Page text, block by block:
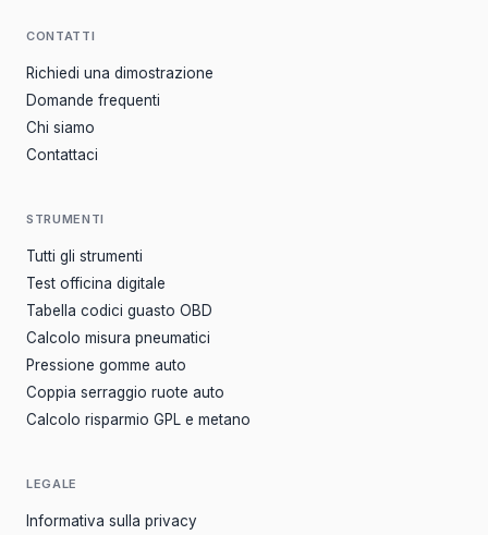
CONTATTI
Richiedi una dimostrazione
Domande frequenti
Chi siamo
Contattaci
STRUMENTI
Tutti gli strumenti
Test officina digitale
Tabella codici guasto OBD
Calcolo misura pneumatici
Pressione gomme auto
Coppia serraggio ruote auto
Calcolo risparmio GPL e metano
LEGALE
Informativa sulla privacy